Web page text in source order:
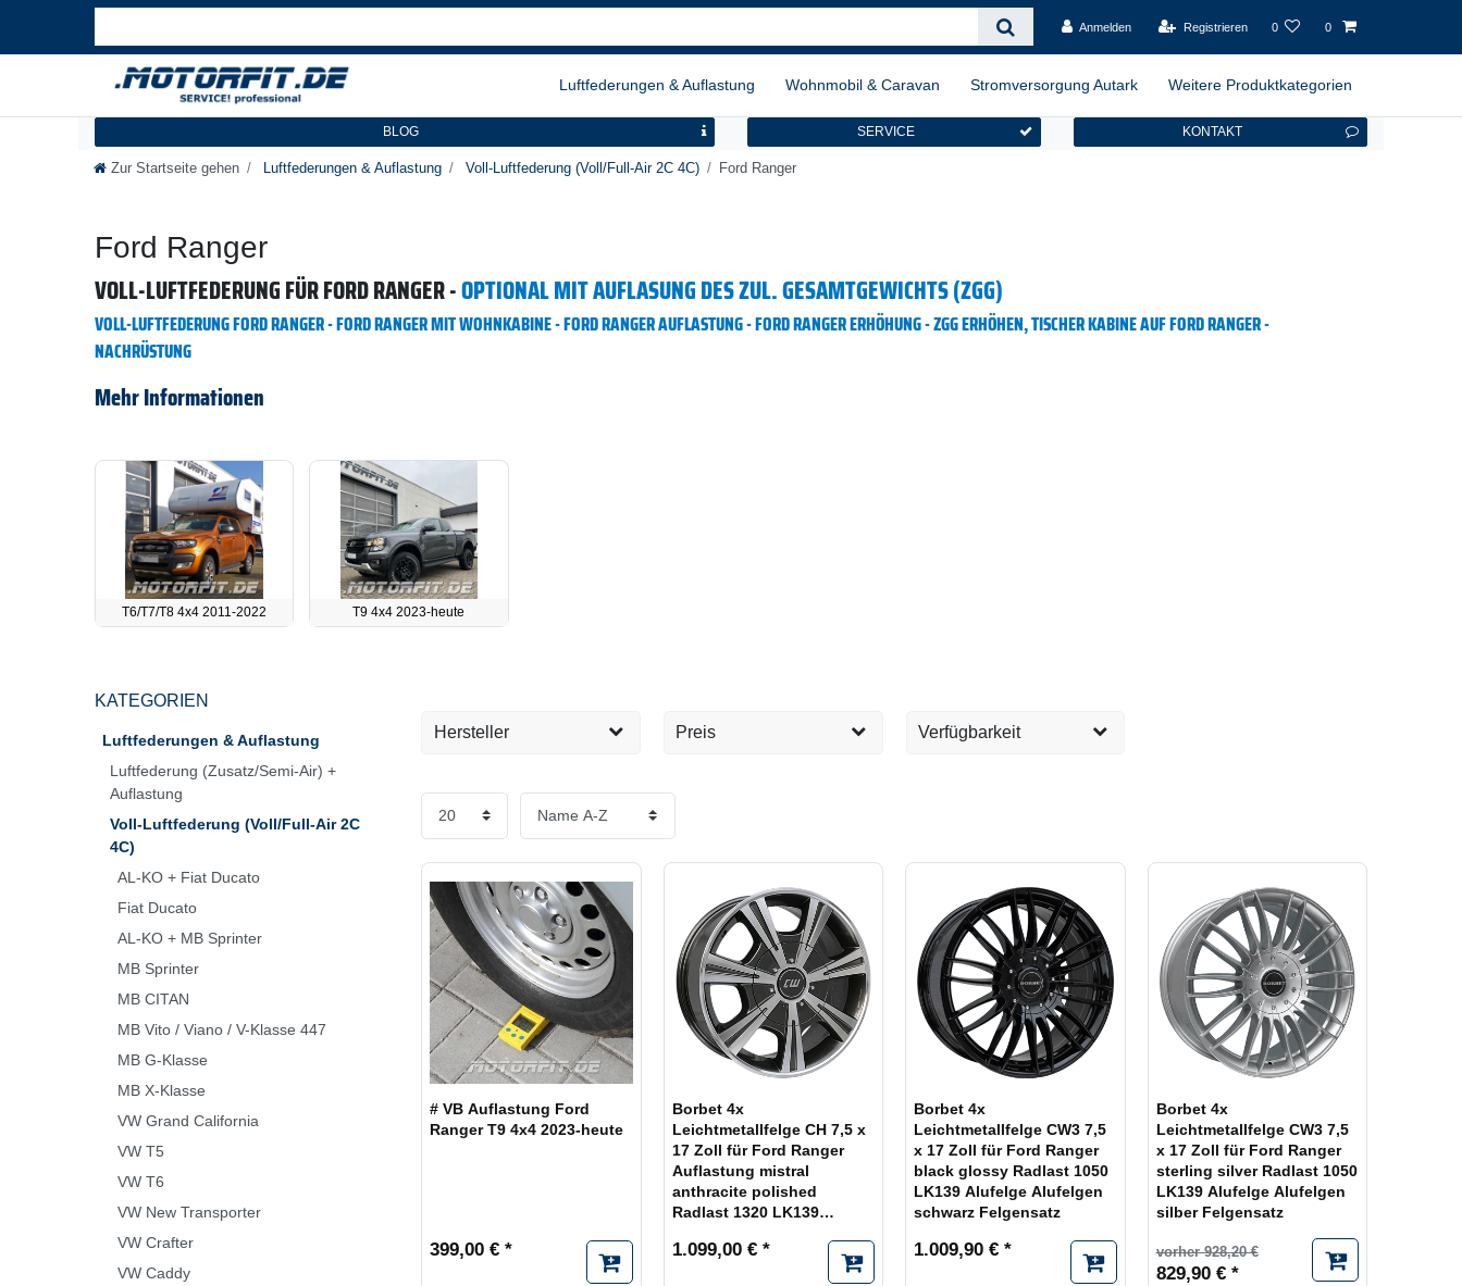
Anmelden Registrieren 0 0
Luftfederungen & Auflastung Wohnmobil & Caravan Stromversorgung Autark Weitere Produktkategorien
BLOG SERVICE KONTAKT
Zur Startseite gehen Luftfederungen & Auflastung Voll-Luftfederung (Voll/Full-Air 2C 4C) Ford Ranger
Ford Ranger
VOLL-LUFTFEDERUNG FÜR FORD RANGER -OPTIONAL MIT AUFLASUNG DES ZUL. GESAMTGEWICHTS (ZGG)
VOLL-LUFTFEDERUNG FORD RANGER - FORD RANGER MIT WOHNKABINE - FORD RANGER AUFLASTUNG - FORD RANGER ERHÖHUNG - ZGG ERHÖHEN, TISCHER KABINE AUF FORD RANGER -
NACHRÜSTUNG
Mehr Informationen
T6/T7/T8 4x4 2011-2022 T9 4x4 2023-heute
KATEGORIEN
Luftfederungen & Auflastung
Luftfederung (Zusatz/Semi-Air) +
Auflastung
Voll-Luftfederung (Voll/Full-Air 2C
4C)
AL-KO + Fiat Ducato
Fiat Ducato
AL-KO + MB Sprinter
MB Sprinter
MB CITAN
MB Vito / Viano / V-Klasse 447
MB G-Klasse
MB X-Klasse
VW Grand California
VW T5
VW T6
VW New Transporter
VW Crafter
VW Caddy
Hersteller
VB Airsuspension 3
Preis Verfügbarkeit
Lieferzeit ca. 2 Wochen
# VB Auflastung Ford
Ranger T9 4x4 2023-heute
399,00 € *
Borbet 4x
Leichtmetallfelge CH 7,5 x
17 Zoll für Ford Ranger
Auflastung mistral
anthracite polished
Radlast 1320 LK139
anthrazit Felgensatz
1.099,00 € *
Borbet 4x
Leichtmetallfelge CW3 7,5
x 17 Zoll für Ford Ranger
black glossy Radlast 1050
LK139 Alufelge Alufelgen
schwarz Felgensatz
1.009,90 € *
Borbet 4x
Leichtmetallfelge CW3 7,5
x 17 Zoll für Ford Ranger
sterling silver Radlast 1050
LK139 Alufelge Alufelgen
silber Felgensatz
vorher 928,20 €
829,90 € *